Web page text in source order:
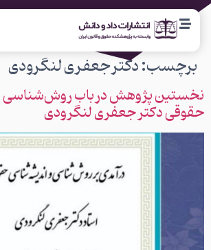
برچسب:دکتر جعفری لنگرودی
نخستین پژوهش در باب روش‌شناسی
حقوقی دکتر جعفری لنگرودی